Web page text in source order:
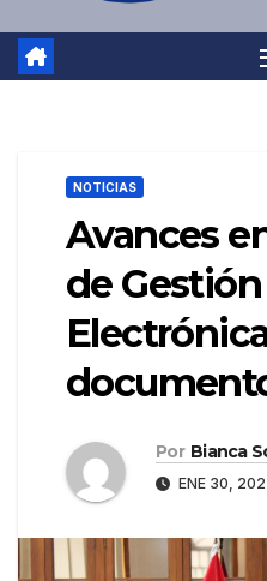
NOTICIAS
Avances
de Gestión
Por Bianca
ENE 30,